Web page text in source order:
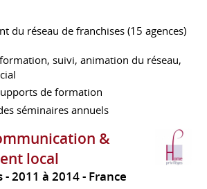
du réseau de franchises (15 agences)
suivi, animation du réseau,
de formation
séminaires annuels
&
local
2011 à 2014 France